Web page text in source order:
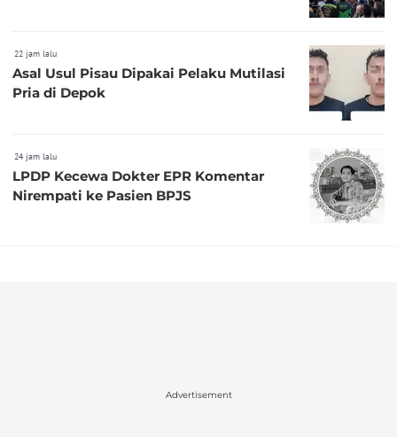
22 jam lalu
Asal Usul Pisau Dipakai Pelaku Mutilasi
Pria di Depok
24 jam lalu
LPDP Kecewa Dokter EPR Komentar
Nirempati ke Pasien BPJS
Advertisement